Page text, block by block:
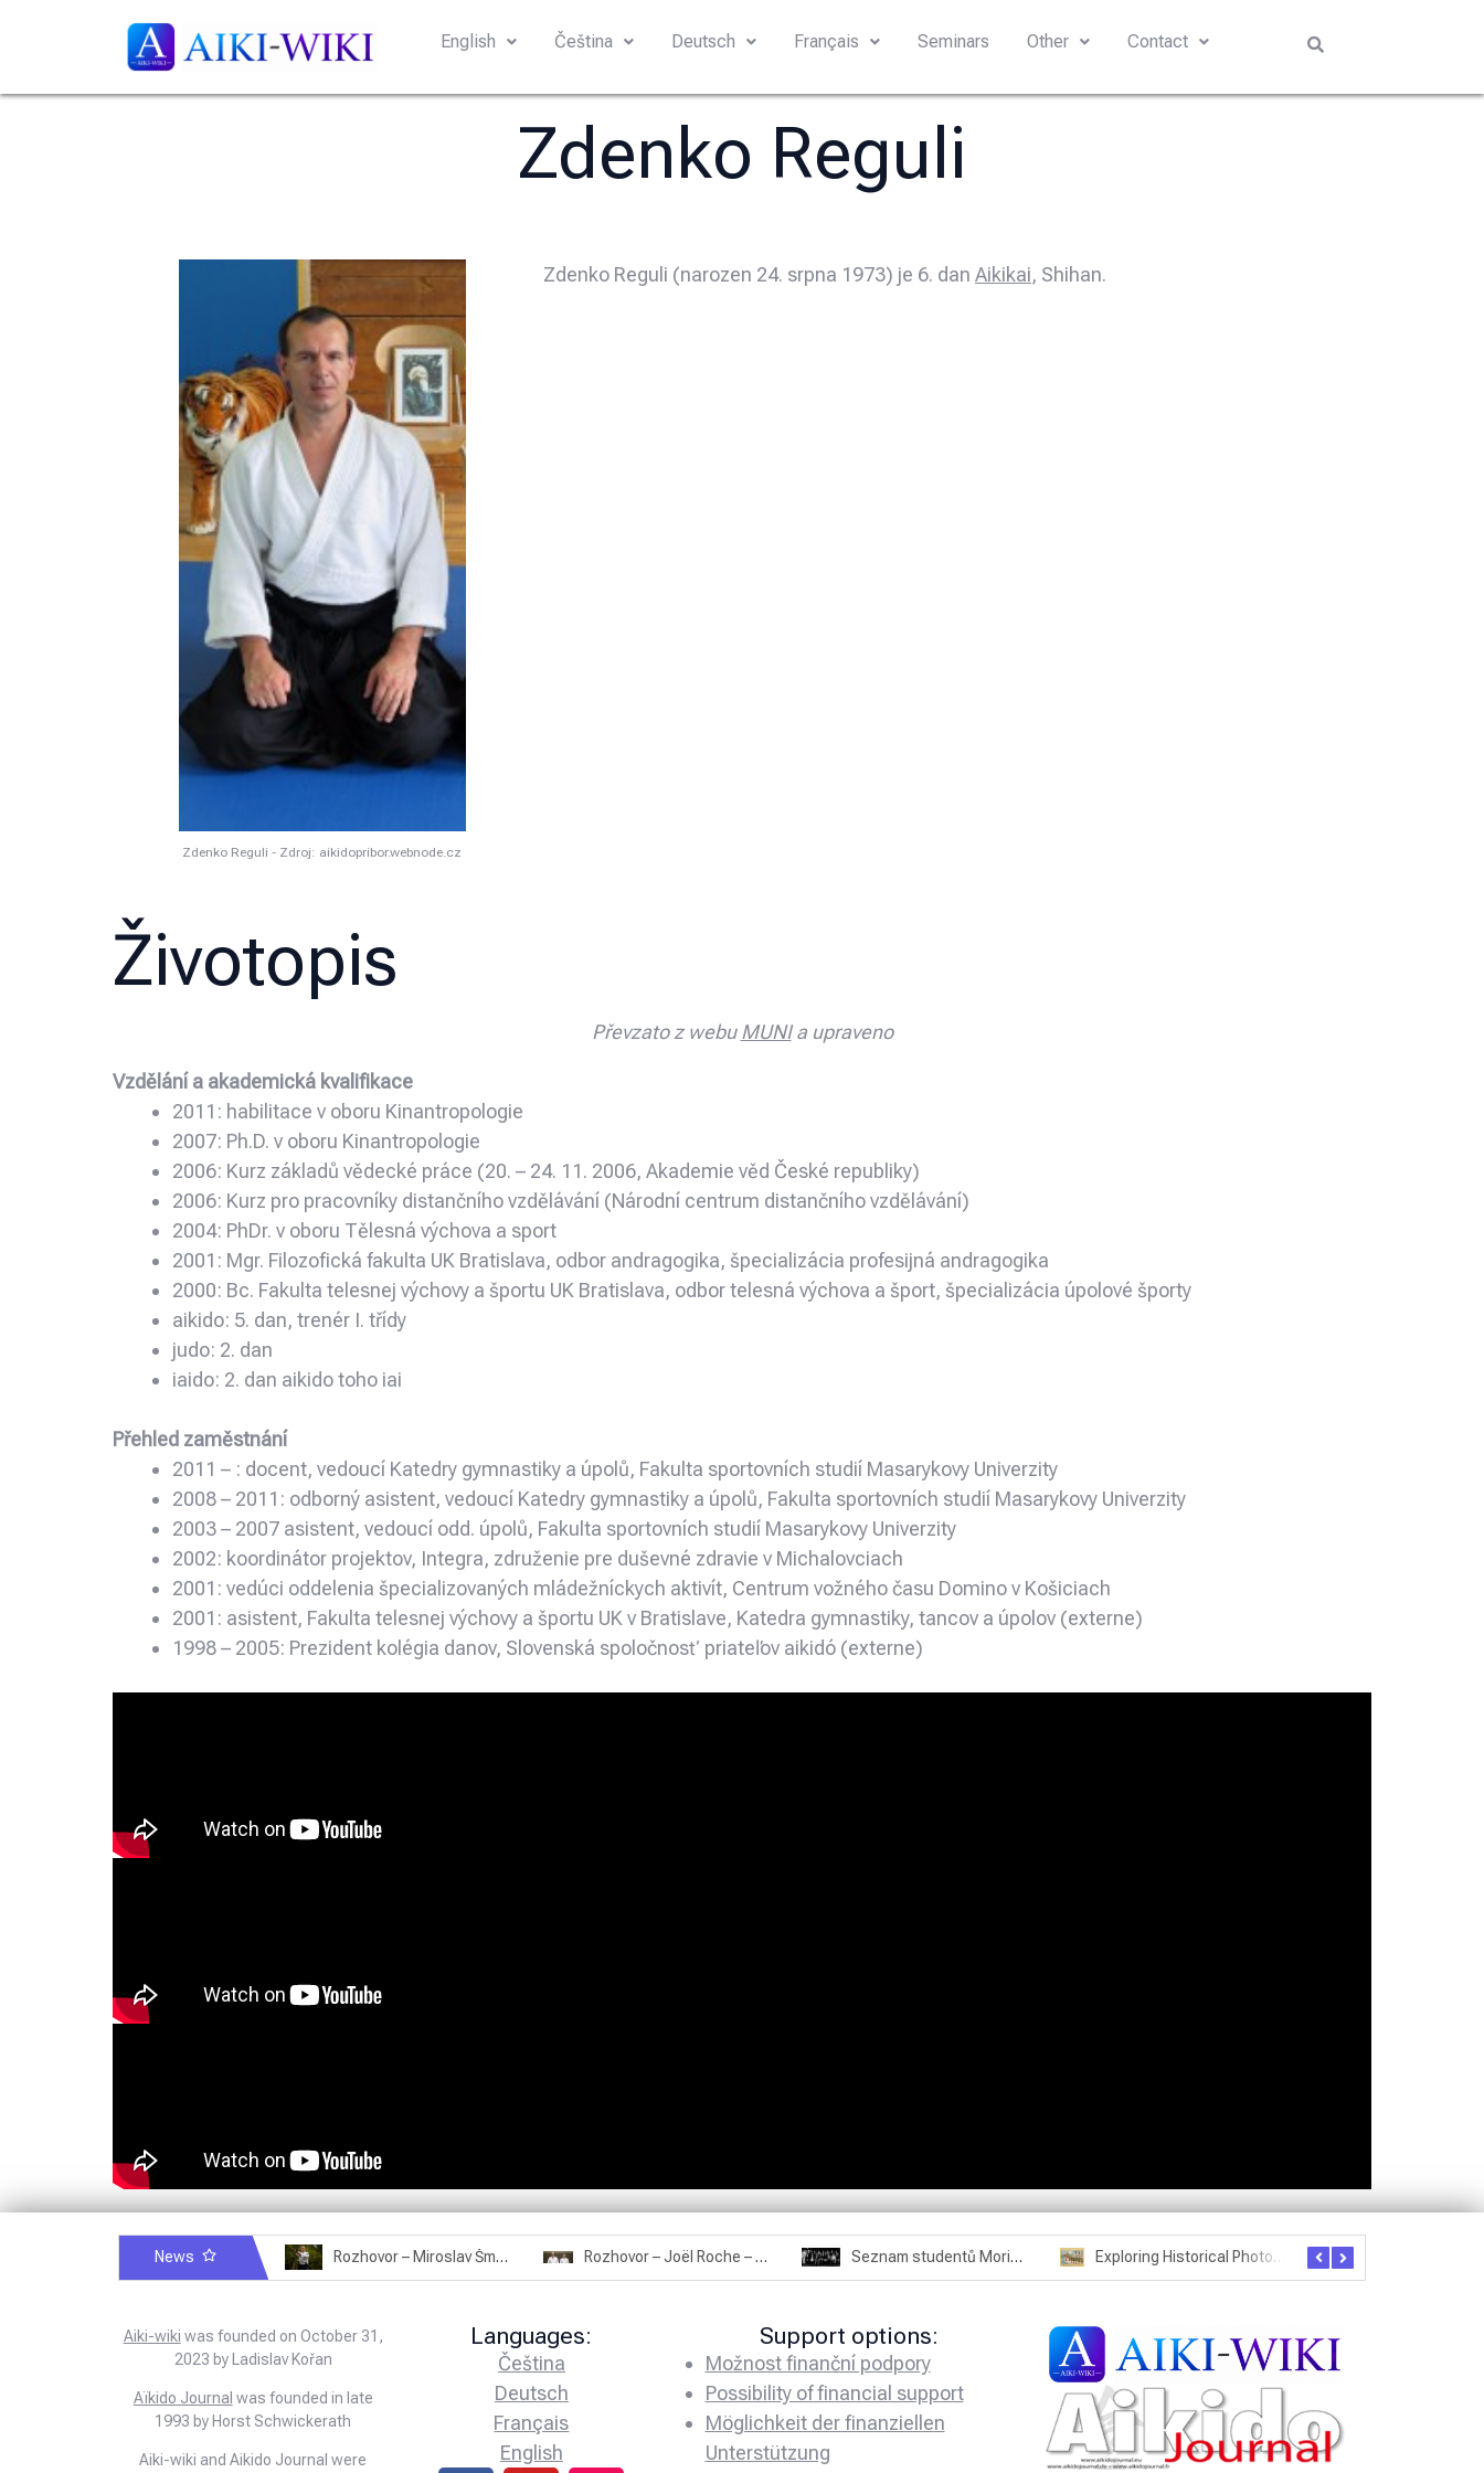
English Čeština Deutsch Français Seminars Other Contact
Zdenko Reguli
Zdenko Reguli - Zdroj: aikidopribor.webnode.cz
Zdenko Reguli (narozen 24. srpna 1973) je 6. dan Aikikai, Shihan.
Životopis
Převzato z webu MUNIa upraveno
Vzdělání a akademická kvalifikace
2011: habilitace v oboru Kinantropologie
2007: Ph.D. v oboru Kinantropologie
2006: Kurz základů vědecké práce (20. – 24. 11. 2006, Akademie věd České republiky)
2006: Kurz pro pracovníky distančního vzdělávání (Národní centrum distančního vzdělávání)
2004: PhDr. v oboru Tělesná výchova a sport
2001: Mgr. Filozofická fakulta UK Bratislava, odbor andragogika, špecializácia profesijná andragogika
2000: Bc. Fakulta telesnej výchovy a športu UK Bratislava, odbor telesná výchova a šport, špecializácia úpolové športy
aikido: 5. dan, trenér I. třídy
judo: 2. dan
iaido: 2. dan aikido toho iai
Přehled zaměstnání
2011 – : docent, vedoucí Katedry gymnastiky a úpolů, Fakulta sportovních studií Masarykovy Univerzity
2008 – 2011: odborný asistent, vedoucí Katedry gymnastiky a úpolů, Fakulta sportovních studií Masarykovy Univerzity
2003 – 2007 asistent, vedoucí odd. úpolů, Fakulta sportovních studií Masarykovy Univerzity
2002: koordinátor projektov, Integra, združenie pre duševné zdravie v Michalovciach
2001: vedúci oddelenia špecializovaných mládežníckych aktivít, Centrum vožného času Domino v Košiciach
2001: asistent, Fakulta telesnej výchovy a športu UK v Bratislave, Katedra gymnastiky, tancov a úpolov (externe)
1998 – 2005: Prezident kolégia danov, Slovenská spoločnosť priateľov aikidó (externe)
NewsRozhovor – Michele Quaranta – 2.7.2025 Rozhovor – Miroslav Šmíd – 22.3.2025 Rozhovor – Joël Roche – 12.4.2025 – Praha, Karlín Seznam studentů Moriheie Ueshiby Exploring Historical Photos – Postcard from the Kwantung Army
Aiki-wiki was founded on October 31,
2023 by Ladislav Kořan
Aïkido Journal was founded in late
1993 by Horst Schwickerath
Aiki-wiki and Aikido Journal were
Languages:
Čeština
Deutsch
Français
English
Support options:
Možnost finanční podpory
Possibility of financial support
Möglichkeit der finanziellen
Unterstützung